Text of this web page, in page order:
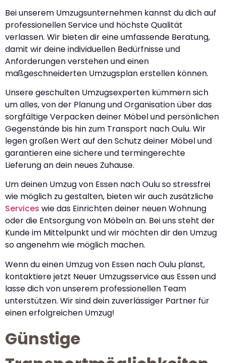
Bei unserem Umzugsunternehmen kannst du dich auf
professionellen Service und höchste Qualität
verlassen. Wir bieten dir eine umfassende Beratung,
damit wir deine individuellen Bedürfnisse und
Anforderungen verstehen und einen
maßgeschneiderten Umzugsplan erstellen können.
Unsere geschulten Umzugsexperten kümmern sich
um alles, von der Planung und Organisation über das
sorgfältige Verpacken deiner Möbel und persönlichen
Gegenstände bis hin zum Transport nach Oulu. Wir
legen großen Wert auf den Schutz deiner Möbel und
garantieren eine sichere und termingerechte
Lieferung an dein neues Zuhause.
Um deinen Umzug von Essen nach Oulu so stressfrei
wie möglich zu gestalten, bieten wir auch zusätzliche
Services wie das Einrichten deiner neuen Wohnung
oder die Entsorgung von Möbeln an. Bei uns steht der
Kunde im Mittelpunkt und wir möchten dir den Umzug
so angenehm wie möglich machen.
Wenn du einen Umzug von Essen nach Oulu planst,
kontaktiere jetzt Neuer Umzugsservice aus Essen und
lasse dich von unserem professionellen Team
unterstützen. Wir sind dein zuverlässiger Partner für
einen erfolgreichen Umzug!
Günstige